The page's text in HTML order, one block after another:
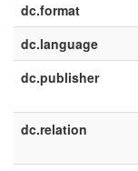
dc.format
dc.language
dc.publisher
dc.relation